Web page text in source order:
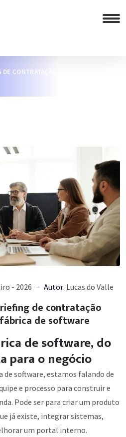
CONTRATAÇÃO PARA CONTRATAR
- 2026 Autor: Lucas do Valle
de contratação
de software
de software, do
para o negócio
de software, estamos falando de
e processo para construir e
Pode ser para criar um produto
já existe, integrar sistemas,
um portal interno.